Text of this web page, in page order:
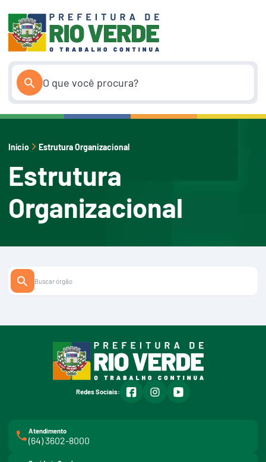
conteúdo
Início Estrutura Organizacional
Estrutura
Organizacional
Redes Sociais: facebookinstagramyoutube
Atendimento
(64) 3602-8000